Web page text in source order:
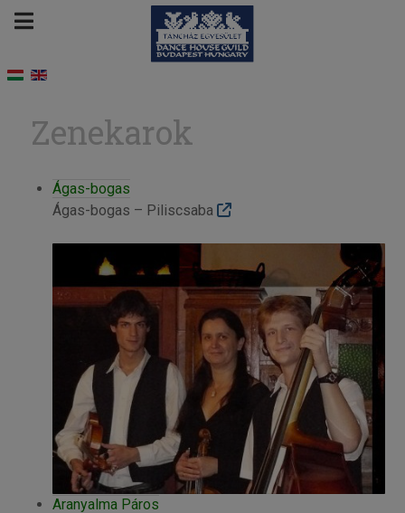
Zenekarok
Ágas-bogas
Ágas-bogas – Piliscsaba
Aranyalma Páros